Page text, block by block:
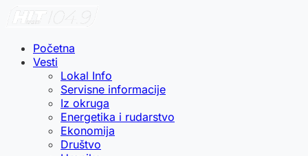
Početna
Vesti
Lokal Info
Servisne informacije
Iz okruga
Energetika i rudarstvo
Ekonomija
Društvo